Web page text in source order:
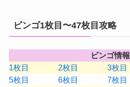
ビンゴ1枚目〜47枚目攻略
ビンゴ情報
1枚目
2枚目 3枚目
5枚目
6枚目 7枚目